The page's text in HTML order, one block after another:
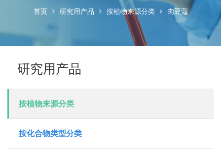
首页 研究用产品 按植物来源分类 肉豆蔻
研究用产品
按植物来源分类
按化合物类型分类